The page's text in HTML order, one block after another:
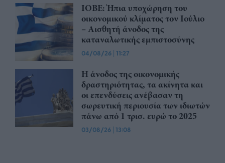
ΙΟΒΕ: Ήπια υποχώρηση του
οικονομικού κλίματος τον Ιούλιο
– Αισθητή άνοδος της
καταναλωτικής εμπιστοσύνης
04/08/26 | 11:27
Η άνοδος της οικονομικής
δραστηριότητας, τα ακίνητα και
οι επενδύσεις ανέβασαν τη
σωρευτική περιουσία των ιδιωτών
πάνω από 1 τρισ. ευρώ το 2025
03/08/26 | 13:08